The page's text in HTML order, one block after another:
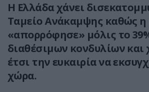
Η Ελλάδα χάνει
Ταμείο Ανάκαμψης καθώς
«απορρόφησε» μόλις το
διαθέσιμων κονδυλίων και
έτσι την ευκαιρία να
χώρα.